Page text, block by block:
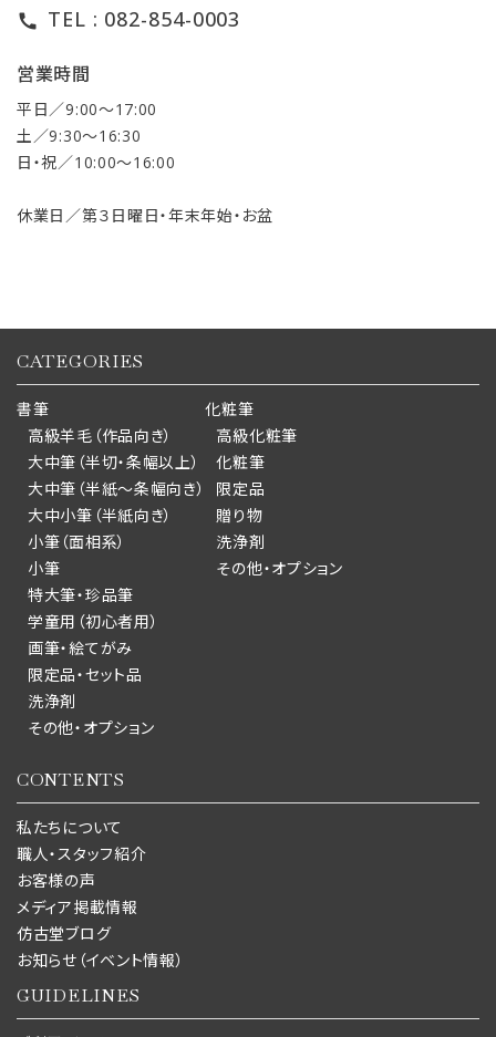
call TEL : 082-854-0003
営業時間
平日／9:00〜17:00
土／9:30〜16:30
日・祝／10:00〜16:00
休業日／第３日曜日・年末年始・お盆
CATEGORIES
書筆
高級羊毛（作品向き）
大中筆（半切・条幅以上）
大中筆（半紙～条幅向き）
大中小筆（半紙向き）
小筆（面相系）
小筆
特大筆・珍品筆
学童用（初心者用）
画筆・絵てがみ
限定品・セット品
洗浄剤
その他・オプション
化粧筆
高級化粧筆
化粧筆
限定品
贈り物
洗浄剤
その他・オプション
CONTENTS
私たちについて
職人・スタッフ紹介
お客様の声
メディア掲載情報
仿古堂ブログ
お知らせ（イベント情報）
GUIDELINES